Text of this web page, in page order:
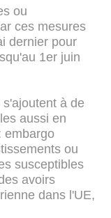
ou
ces mesures
dernier pour
1er juin
à de
aussi en
embargo
ou
susceptibles
avoirs
dans l'UE,